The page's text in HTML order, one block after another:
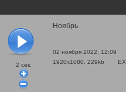
2 сек.
Ноябрь
02 ноября 2022, 12:09
1920x1080, 229kb